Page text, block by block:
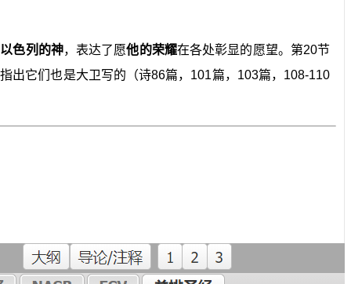
色列的神，表达了愿他的荣耀在各处彰显的愿望。第20节
出它们也是大卫写的（诗86篇，101篇，103篇，108-110